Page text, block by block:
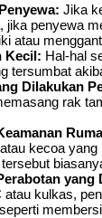
Jika
jika penyewa
atau
Kecil: Hal-hal
tersumbat
Dilakukan
rak
kecoa
yang
kulkas,